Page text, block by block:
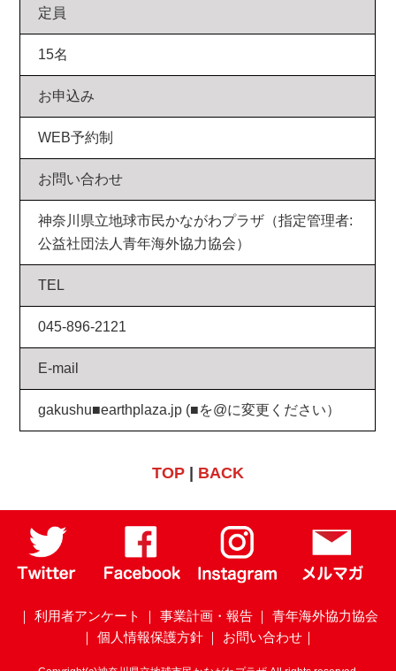
定員
15名
お申込み
WEB予約制
お問い合わせ
神奈川県立地球市民かながわプラザ（指定管理者:
公益社団法人青年海外協力協会）
TEL
045-896-2121
E-mail
gakushu■earthplaza.jp (■を@に変更ください）
TOP BACK
｜ 利用者アンケート ｜ 事業計画・報告 ｜ 青年海外協力協会
｜ 個人情報保護方針 ｜ お問い合わせ｜